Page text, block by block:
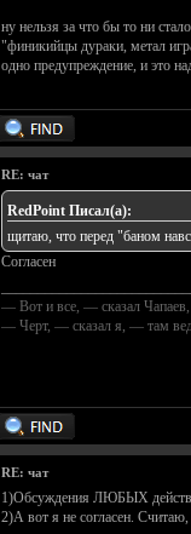
ну нельзя за что бы то ни
"финикийцы дураки, метал
одно предупреждение, и это
RE: чат
RedPoint Писал(а):
щитаю, что перед "баном
Согласен
— Вот и все, — сказал
— Черт, — сказал я, — там
RE: чат
1)Обсуждения ЛЮБЫХ
2)А вот я не согласен. Считаю,